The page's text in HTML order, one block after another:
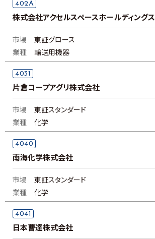
402A
株式会社アクセルスペースホールディングス
市場
東証グロース
業種
輸送用機器
4031
片倉コープアグリ株式会社
市場
東証スタンダード
業種
化学
4040
南海化学株式会社
市場
東証スタンダード
業種
化学
4041
日本曹達株式会社